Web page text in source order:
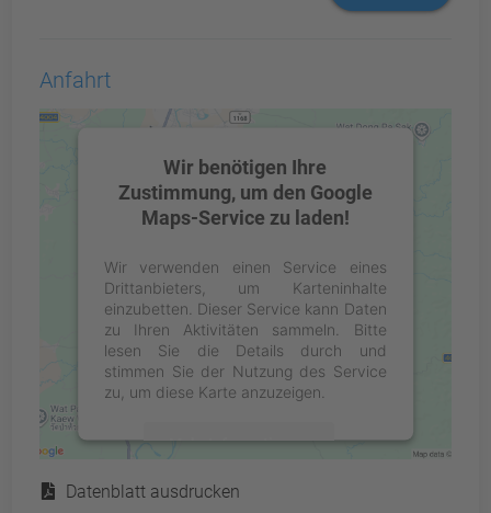
Anfahrt
Wir benötigen Ihre
Zustimmung, um den Google
Maps-Service zu laden!
Wir verwenden einen Service eines
Drittanbieters, um Karteninhalte
einzubetten. Dieser Service kann Daten
zu Ihren Aktivitäten sammeln. Bitte
lesen Sie die Details durch und
stimmen Sie der Nutzung des Service
zu, um diese Karte anzuzeigen.
Mehr Informationen
Akzeptieren
Service
Datenblatt ausdrucken